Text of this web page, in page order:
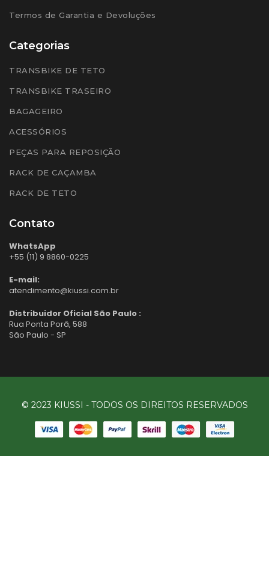
Termos de Garantia e Devoluções
Categorias
TRANSBIKE DE TETO
TRANSBIKE TRASEIRO
BAGAGEIRO
ACESSÓRIOS
PEÇAS PARA REPOSIÇÃO
RACK DE CAÇAMBA
RACK DE TETO
Contato
WhatsApp
+55 (11) 9 8860-0225
E-mail:
atendimento@kiussi.com.br
Distribuidor Oficial São Paulo :
Rua Ponta Porã, 588
São Paulo - SP
© 2023 KIUSSI - TODOS OS DIREITOS RESERVADOS